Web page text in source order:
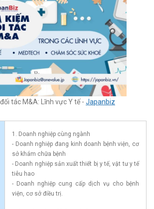
tác M&A: Lĩnh vực Y tế - Japanbiz
1. Doanh nghiệp cùng ngành
- Doanh nghiệp đang kinh doanh bệnh viện, cơ
sở khám chữa bệnh
- Doanh nghiệp sản xuất thiết bị y tế, vật tư y tế
tiêu hao
- Doanh nghiệp cung cấp dịch vụ cho bệnh
viện, cơ sở điều trị.